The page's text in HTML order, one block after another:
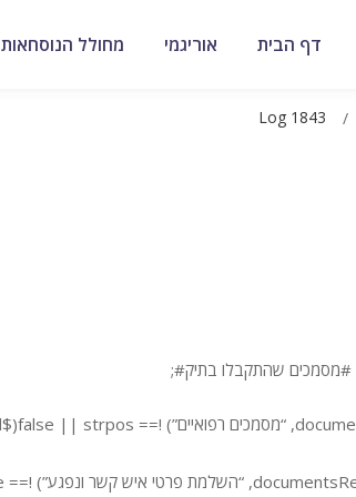
דף הבית אוריגמי מחולל הנוסחאות
Log 1843